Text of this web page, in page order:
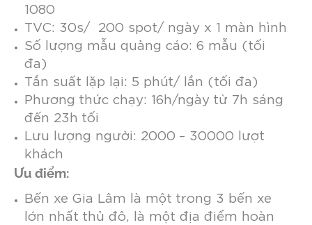
1080
TVC: 30s/ 200 spot/ ngày x 1 màn hình
Số lượng mẫu quảng cáo: 6 mẫu (tối
đa)
Tần suất lặp lại: 5 phút/ lần (tối đa)
Phương thức chạy: 16h/ngày từ 7h sáng
đến 23h tối
Lưu lượng người: 2000 – 30000 lượt
khách
Ưu điểm:
Bến xe Gia Lâm là một trong 3 bến xe
lớn nhất thủ đô, là một địa điểm hoàn